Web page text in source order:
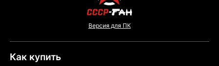
Версия для ПК
Как купить